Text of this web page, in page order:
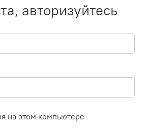
авторизуйтесь
на этом компьютере